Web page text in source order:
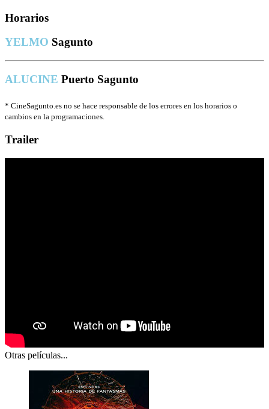
Horarios
YELMO Sagunto
ALUCINE Puerto Sagunto
* CineSagunto.es no se hace responsable de los errores en los horarios o
cambios en la programaciones.
Trailer
Otras películas...